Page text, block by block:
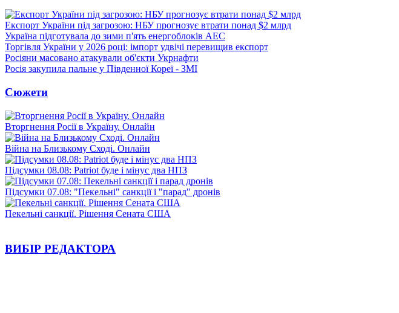
Експорт України під загрозою: НБУ прогнозує втрати понад $2 млрд
Україна підготувала до зими п'ять енергоблоків АЕС
Торгівля України у 2026 році: імпорт удвічі перевищив експорт
Росіяни масовано атакували об'єкти Укрнафти
Росія закупила пальне у Південної Кореї - ЗМІ
Сюжети
Вторгнення Росії в Україну. Онлайн
Війна на Близькому Сході. Онлайн
Підсумки 08.08: Patriot буде і мінус два НПЗ
Підсумки 07.08: "Пекельні" санкції і "парад" дронів
Пекельні санкції. Рішення Сената США
ВИБІР РЕДАКТОРА